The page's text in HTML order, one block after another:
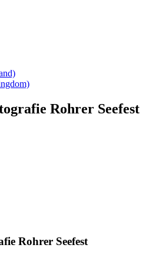
Rohrer Seefest
Rohrer Seefest